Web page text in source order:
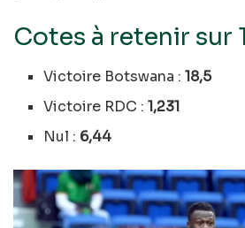
Cotes à retenir sur
Victoire Botswana :18,5
Victoire RDC :1,231
Nul : 6,44